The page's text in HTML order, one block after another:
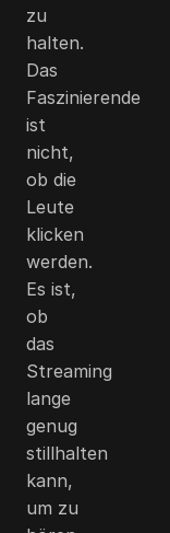
zu
halten.
Das
Faszinierende
ist
nicht,
ob die
Leute
klicken
werden.
Es ist,
ob
das
Streaming
lange
genug
stillhalten
kann,
um zu